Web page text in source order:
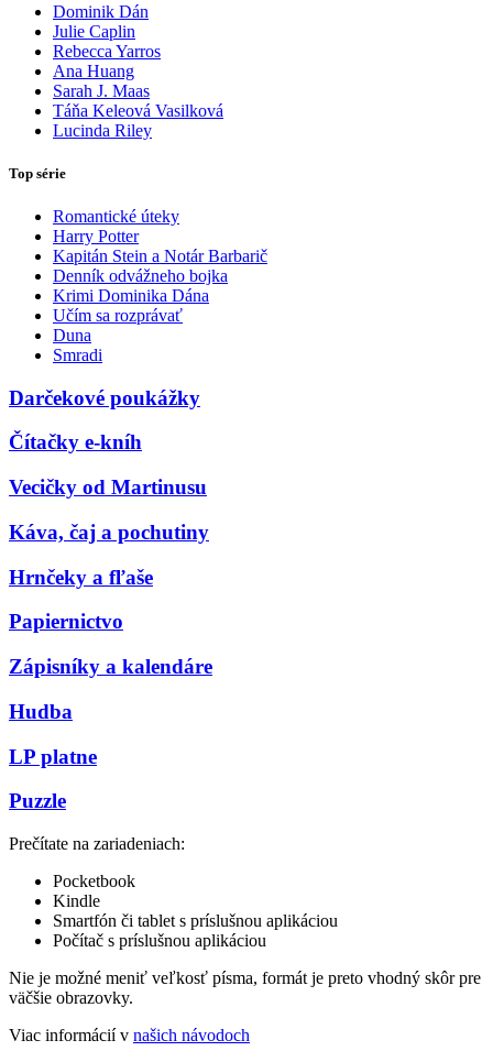
Dominik Dán
Julie Caplin
Rebecca Yarros
Ana Huang
Sarah J. Maas
Táňa Keleová Vasilková
Lucinda Riley
Top série
Romantické úteky
Harry Potter
Kapitán Stein a Notár Barbarič
Denník odvážneho bojka
Krimi Dominika Dána
Učím sa rozprávať
Duna
Smradi
Darčekové poukážky
Čítačky e-kníh
Vecičky od Martinusu
Káva, čaj a pochutiny
Hrnčeky a fľaše
Papiernictvo
Zápisníky a kalendáre
Hudba
LP platne
Puzzle
Prečítate na zariadeniach:
Pocketbook
Kindle
Smartfón či tablet s príslušnou aplikáciou
Počítač s príslušnou aplikáciou
Nie je možné meniť veľkosť písma, formát je preto vhodný skôr pre
väčšie obrazovky.
Viac informácií v našich návodoch